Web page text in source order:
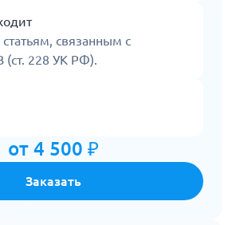
связанным с
228 УК РФ).
от 4 500 ₽
Заказать